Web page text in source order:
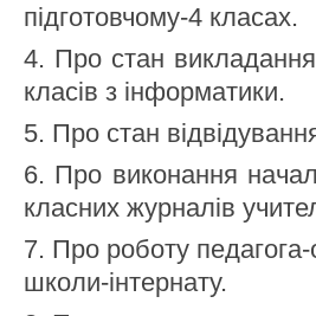
підготовчому-4 класах.
4. Про стан
класів з інформатики.
5. Про стан
6. Про виконання
класних журналів
7. Про роботу педагога-
школи-інтернату.